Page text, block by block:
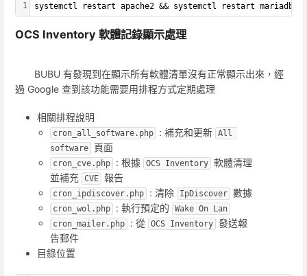
1 systemctl restart apache2 && systemctl restart mariadb
OCS Inventory 軟體記錄顯示處理
BUBU 有發現到在顯示所有軟體清單沒有正常顯示出來，經
過 Google 查到該功能需要用排程方式定期處理
相關排程說明
cron_all_software.php : 補充和更新 All
software
頁面
cron_cve.php : 根據 OCS Inventory 軟體清理
並補充
CVE 報告
cron_ipdiscover.php : 清除 IpDiscover 數據
cron_wol.php : 執行預定的
Wake On Lan
cron_mailer.php
: 從 OCS Inventory 發送報
告郵件
目錄位置